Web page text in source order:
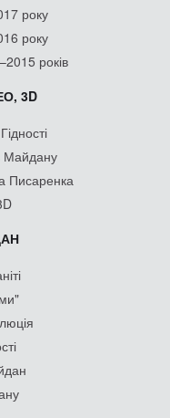
року
року
років
3D
Майдану
Писаренка